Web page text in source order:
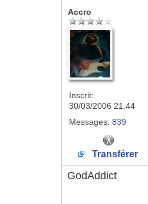
Accro
Inscrit:
30/03/2006 21:44
Messages: 839
Transférer
GodAddict